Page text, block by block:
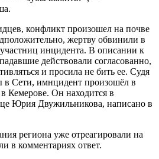
конфликт произошел на почве
жертву обвинили в
инцидента. В описании к
действовали согласованно,
и просила не бить ее. Судя
в Сети, имнцидент произошёл в
Кемерове. Он находится в
Юрия Двужильникова, написано в
региона уже отреагировали на
в комментариях ответ.